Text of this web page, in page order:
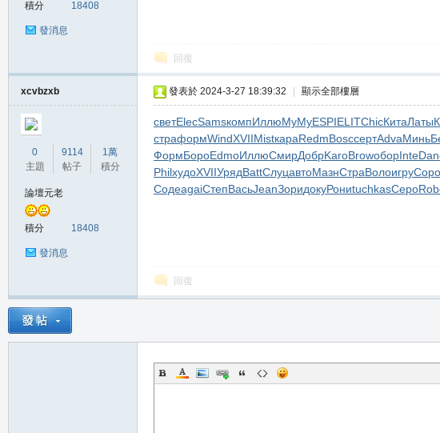
積分 18408
發消息
回復
xcvbzxb
0
主題
9114
帖子
1萬
積分
論壇元老
積分 18408
發消息
發表於 2024-3-27 18:39:32 顯示全部樓層
светElecSamsкомпИллюMyMyESPIELITChicКитаЛаты
страформWindXVIIMistкараRedmBoscсертAdvaМинь
ФормБороEdmoИллюСмирДобрKaroBrowоборInte
PhilхудоXVIIУрядBattСлуцавтоМазнСтраВолоигруСоро
СодеagaiСтепВасьJeanЗоридокуРониtuchkasСеро
回復